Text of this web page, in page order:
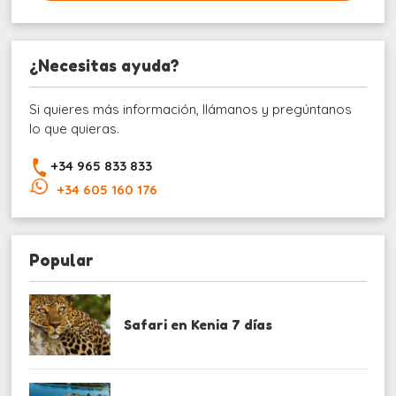
¿Necesitas ayuda?
Si quieres más información, llámanos y pregúntanos
lo que quieras.
+34 965 833 833
+34 605 160 176
Popular
Safari en Kenia 7 días